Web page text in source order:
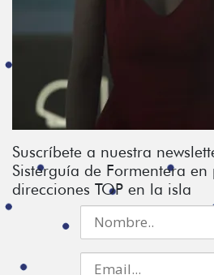
Suscríbete a nuestra
Sisterguía de Formentera
direcciones TOP en la isla